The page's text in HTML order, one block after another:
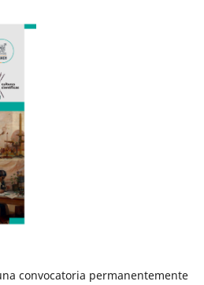
convocatoria permanentemente